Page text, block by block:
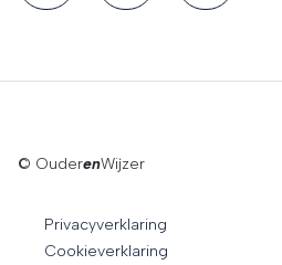
© OuderenWijzer
Privacyverklaring
Cookieverklaring